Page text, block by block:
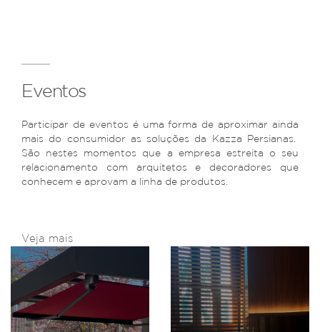
Eventos
Participar de eventos é uma forma de aproximar ainda
mais do consumidor as soluções da Kazza Persianas.
São nestes momentos que a empresa estreita o seu
relacionamento com arquitetos e decoradores que
conhecem e aprovam a linha de produtos.
Veja mais